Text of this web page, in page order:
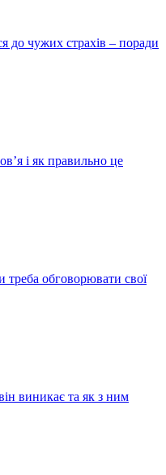
до чужих страхів – поради
і як правильно це
обговорювати свої
виникає та як з ним